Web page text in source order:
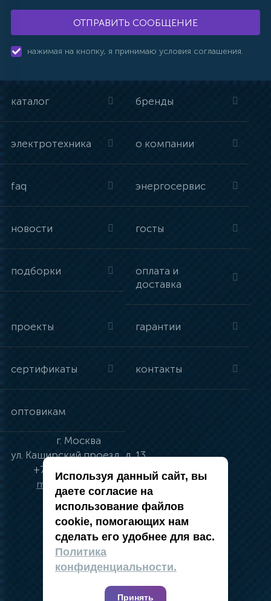
ОТПРАВИТЬ СООБЩЕНИЕ
нажимая на кнопку, я принимаю условия соглашения.
каталог бренды
электротехника о компании
faq энергосервис
новости госты
подборки
оплата и
доставка
проекты гарантии
сертификаты контакты
оптовикам
г. Москва
ул. Каширский проезд, д. 13
+7 (495) 134-41-83
moskva@vincci.ru
политика в отношении обработки
персональных данных
публичная оферта
карта сайта
Используя данный сайт, вы
даете согласие на
использование файлов
cookie, помогающих нам
сделать его удобнее для вас.
Политика
конфиденциальности.
Принять